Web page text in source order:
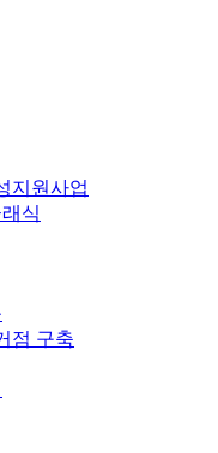
지원사업
식
점 구축